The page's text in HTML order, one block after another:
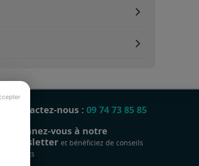
Contactez-nous : 09 74 73 85 85
Abonnez-vous à notre
newsletter et bénéficiez de conseils
gratuits